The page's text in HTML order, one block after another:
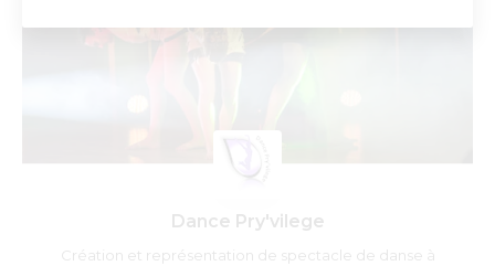
Dance Pry'vilege
Création et représentation de spectacle de danse à